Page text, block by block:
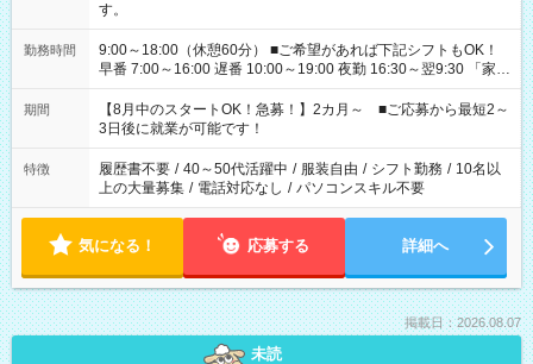
す。
勤務時間
9:00～18:00（休憩60分） ■ご希望があれば下記シフトもOK！
早番 7:00～16:00 遅番 10:00～19:00 夜勤 16:30～翌9:30 「家族
と休みを合わせたい」 「余裕を持って夕飯の準備がしたい」
「できれば残業はしたくない」 など、ご希望を教えてください
ね。 ※Wワーク希望の方へ 今ご覧のお仕事で希望する勤務時間
と、もう1つのお仕事の勤務時間。 合計で週40時間を超える場
合は応募できません。
期間
【8月中のスタートOK！急募！】2カ月～ ■ご応募から最短2～
3日後に就業が可能です！
特徴 履歴書不要 / 40～50代活躍中 / 服装自由 / シフト勤務 / 10名以
上の大量募集 / 電話対応なし / パソコンスキル不要
気になる！ 応募する 詳細へ
掲載日：2026.08.07
未読